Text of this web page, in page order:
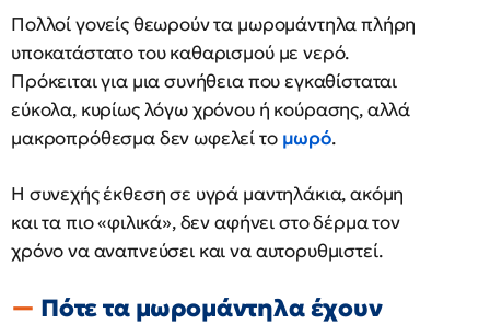
Πολλοί γονείς θεωρούν τα μωρομάντηλα πλήρη
υποκατάστατο του καθαρισμού με νερό.
Πρόκειται για μια συνήθεια που εγκαθίσταται
εύκολα, κυρίως λόγω χρόνου ή κούρασης, αλλά
μακροπρόθεσμα δεν ωφελεί το μωρό.
Η συνεχής έκθεση σε υγρά μαντηλάκια, ακόμη
και τα πιο «φιλικά», δεν αφήνει στο δέρμα τον
χρόνο να αναπνεύσει και να αυτορυθμιστεί.
Πότε τα μωρομάντηλα έχουν